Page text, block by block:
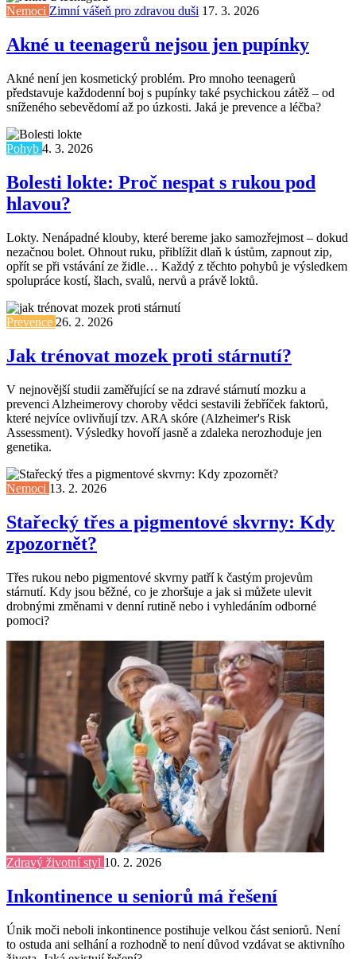
Nemoci Zimní vášeň pro zdravou duši 17. 3. 2026
Akné u teenagerů nejsou jen pupínky
Akné není jen kosmetický problém. Pro mnoho teenagerů
představuje každodenní boj s pupínky také psychickou zátěž – od
sníženého sebevědomí až po úzkosti. Jaká je prevence a léčba?
Pohyb 4. 3. 2026
Bolesti lokte: Proč nespat s rukou pod
hlavou?
Lokty. Nenápadné klouby, které bereme jako samozřejmost – dokud
nezačnou bolet. Ohnout ruku, přiblížit dlaň k ústům, zapnout zip,
opřít se při vstávání ze židle… Každý z těchto pohybů je výsledkem
spolupráce kostí, šlach, svalů, nervů a právě loktů.
Prevence 26. 2. 2026
Jak trénovat mozek proti stárnutí?
V nejnovější studii zaměřující se na zdravé stárnutí mozku a
prevenci Alzheimerovy choroby vědci sestavili žebříček faktorů,
které nejvíce ovlivňují tzv. ARA skóre (Alzheimer's Risk
Assessment). Výsledky hovoří jasně a zdaleka nerozhoduje jen
genetika.
Nemoci 13. 2. 2026
Stařecký třes a pigmentové skvrny: Kdy
zpozornět?
Třes rukou nebo pigmentové skvrny patří k častým projevům
stárnutí. Kdy jsou běžné, co je zhoršuje a jak si můžete ulevit
drobnými změnami v denní rutině nebo i vyhledáním odborné
pomoci?
Zdravý životní styl 10. 2. 2026
Inkontinence u seniorů má řešení
Únik moči neboli inkontinence postihuje velkou část seniorů. Není
to ostuda ani selhání a rozhodně to není důvod vzdávat se aktivního